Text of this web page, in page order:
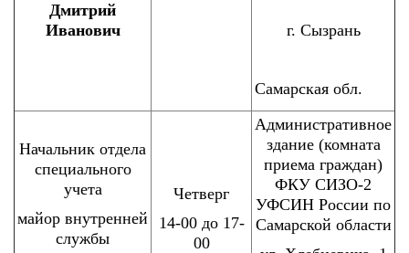
Дмитрий
Иванович
г. Сызрань
Самарская обл.
Начальник отдела
специального
учета
майор внутренней
службы
Четверг
14-00 до 17-
00
Административное
здание (комната
приема граждан)
ФКУ СИЗО-2
УФСИН России по
Самарской области